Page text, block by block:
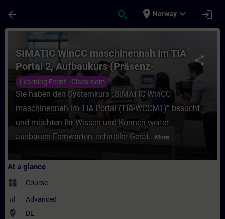
arrow_back search place Norway expand_more login
Course - SIMATIC WinCC
share
SIMATIC WinCC maschinennah im TIA
Portal 2, Aufbaukurs (Präsenz-
Training)
Learning Event - Classroom
Sie haben den Systemkurs „SIMATIC WinCC
maschinennah im TIA Portal (TIA-WCCM1)“ besucht
und möchten Ihr Wissen und Können weiter
ausbauen.Fernwarten, schneller Gerät... More
At a glance
widgets Course
Advanced
where_to_vote DE